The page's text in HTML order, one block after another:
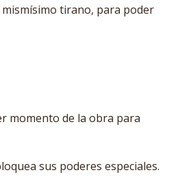
tirano, para poder
momento de la obra para
sus poderes especiales.